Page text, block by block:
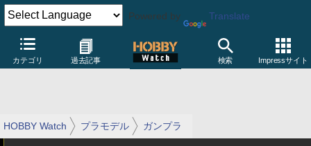
Powered by Translate
カテゴリ 過去記事 検索 Impressサイト
HOBBY Watch プラモデル ガンプラ